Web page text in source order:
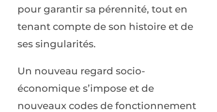
pour garantir sa pérennité, tout en
tenant compte de son histoire et de
ses singularités.
Un nouveau regard socio-
économique s’impose et de
nouveaux codes de fonctionnement